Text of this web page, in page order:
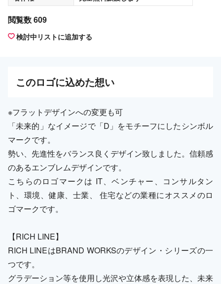
閲覧数 609
検討中リストに追加する
このロゴに込めた想い
※フラットデザインへの変更も可
「未来的」なイメージで「D」をモチーフにしたシンボル
マークです。
勢い、先進性をバランス良くデザイン致しました。信頼感
のあるエンブレムデザインです。
こちらのロゴマークは IT、ベンチャー、コンサルタン
ト、環境、健康、士業、 住宅などの業種にオススメのロ
ゴマークです。
【RICH LINE】
RICH LINEはBRAND WORKSのデザイン・シリーズの一
つです。
グラデーション等を使用し光沢や立体感を表現した、未来